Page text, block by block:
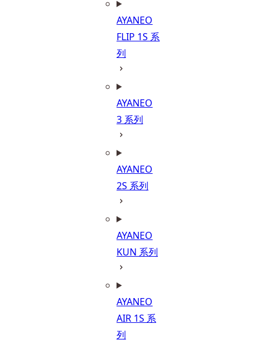
AYANEO
FLIP 1S 系
列
AYANEO
3 系列
AYANEO
2S 系列
AYANEO
KUN 系列
AYANEO
AIR 1S 系
列